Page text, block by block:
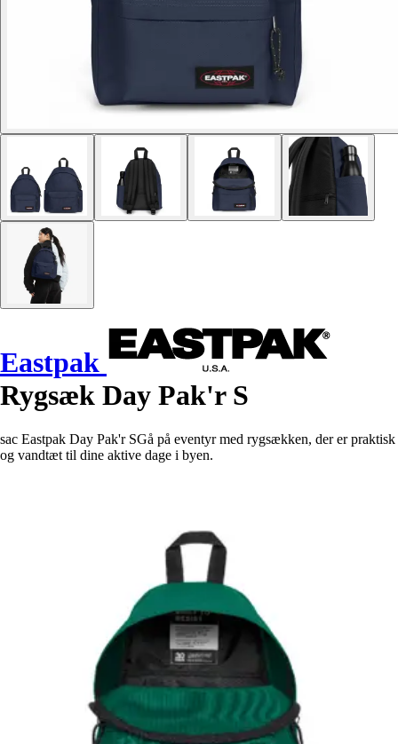
Eastpak
Rygsæk Day Pak'r S
sac Eastpak Day Pak'r SGå på eventyr med rygsækken, der er praktisk
og vandtæt til dine aktive dage i byen.